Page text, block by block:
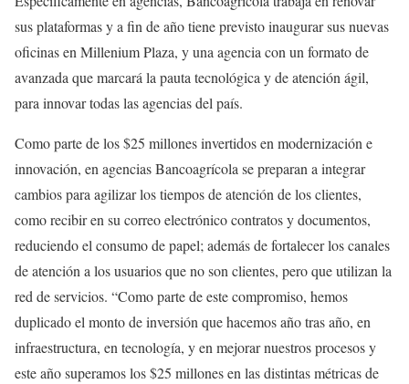
sus plataformas y a fin de año tiene previsto inaugurar sus nuevas
oficinas en Millenium Plaza, y una agencia con un formato de
avanzada que marcará la pauta tecnológica y de atención ágil,
para innovar todas las agencias del país.
Como parte de los $25 millones invertidos en modernización e
innovación, en agencias Bancoagrícola se preparan a integrar
cambios para agilizar los tiempos de atención de los clientes,
como recibir en su correo electrónico contratos y documentos,
reduciendo el consumo de papel; además de fortalecer los canales
de atención a los usuarios que no son clientes, pero que utilizan la
red de servicios. “Como parte de este compromiso, hemos
duplicado el monto de inversión que hacemos año tras año, en
infraestructura, en tecnología, y en mejorar nuestros procesos y
este año superamos los $25 millones en las distintas métricas de